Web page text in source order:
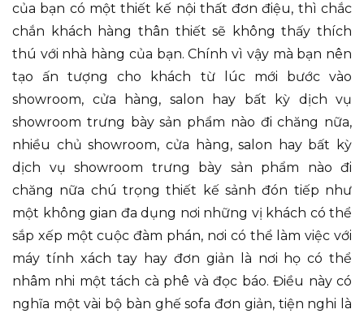
của bạn có một thiết kế nội thất đơn điệu, thì chắc
chắn khách hàng thân thiết sẽ không thấy thích
thú với nhà hàng của bạn. Chính vì vậy mà bạn nên
tạo ấn tượng cho khách từ lúc mới bước vào
showroom, cửa hàng, salon hay bất kỳ dịch vụ
showroom trưng bày sản phẩm nào đi chăng nữa,
nhiều chủ showroom, cửa hàng, salon hay bất kỳ
dịch vụ showroom trưng bày sản phẩm nào đi
chăng nữa chú trọng thiết kế sảnh đón tiếp như
một không gian đa dụng nơi những vị khách có thể
sắp xếp một cuộc đàm phán, nơi có thể làm việc với
máy tính xách tay hay đơn giản là nơi họ có thể
nhâm nhi một tách cà phê và đọc báo. Điều này có
nghĩa một vài bộ bàn ghế sofa đơn giản, tiện nghi là